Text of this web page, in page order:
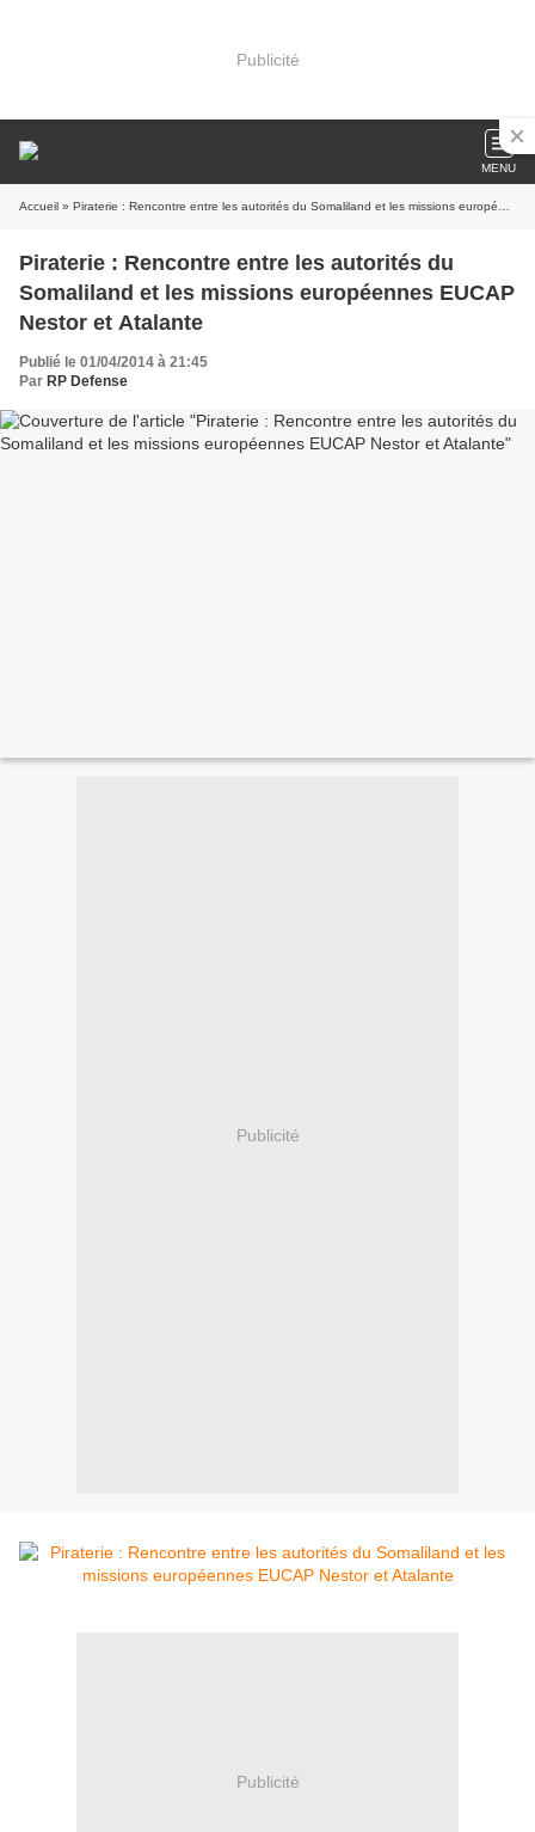
Publicité
MENU
Accueil » Piraterie : Rencontre entre les autorités du Somaliland et les missions européennes EUCAP Nestor et Atalante
Piraterie : Rencontre entre les autorités du
Somaliland et les missions européennes EUCAP
Nestor et Atalante
Publié le 01/04/2014 à 21:45
Par RP Defense
Publicité
Publicité